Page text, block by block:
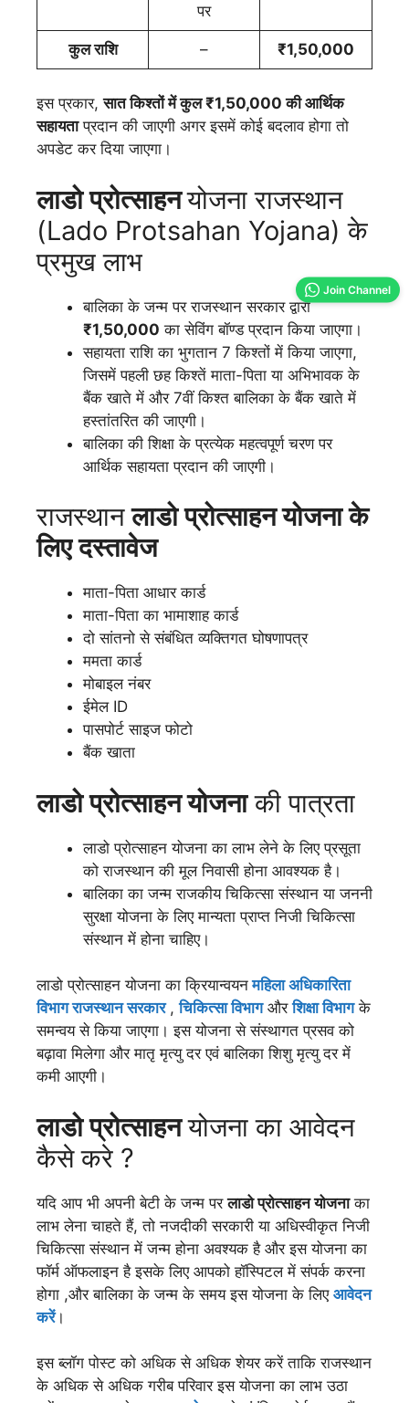
पर
कुल राशि – ₹1,50,000
इस प्रकार,सात किश्तों में कुल ₹1,50,000 की आर्थिक
सहायताप्रदान की जाएगी अगर इसमें कोई बदलाव होगा तो
अपडेट कर दिया जाएगा।
लाडो प्रोत्साहनयोजना राजस्थान
(Lado Protsahan Yojana) के
प्रमुख लाभ
बालिका के जन्म पर राजस्थान सरकार द्वारा
₹1,50,000 का सेविंग बॉण्ड प्रदान किया जाएगा।
सहायता राशि का भुगतान 7 किश्तों में किया जाएगा,
जिसमें पहली छह किश्तें माता-पिता या अभिभावक के
बैंक खाते में और 7वीं किश्त बालिका के बैंक खाते में
हस्तांतरित की जाएगी।
बालिका की शिक्षा के प्रत्येक महत्वपूर्ण चरण पर
आर्थिक सहायता प्रदान की जाएगी।
राजस्थानलाडो प्रोत्साहनयोजना के
लिए दस्तावेज
माता-पिता आधार कार्ड
माता-पिता का भामाशाह कार्ड
दो सांतनो से संबंधित व्यक्तिगत घोषणापत्र
ममता कार्ड
मोबाइल नंबर
ईमेल ID
पासपोर्ट साइज फोटो
बैंक खाता
लाडो प्रोत्साहन योजनाकी पात्रता
लाडो प्रोत्साहन योजना का लाभ लेने के लिए प्रसूता
को राजस्थान की मूल निवासी होना आवश्यक है।
बालिका का जन्म राजकीय चिकित्सा संस्थान या जननी
सुरक्षा योजना के लिए मान्यता प्राप्त निजी चिकित्सा
संस्थान में होना चाहिए।
लाडो प्रोत्साहन योजना का क्रियान्वयन महिला अधिकारिता
विभाग राजस्थान सरकार,चिकित्सा विभागऔरशिक्षा विभागके
समन्वय से किया जाएगा। इस योजना से संस्थागत प्रसव को
बढ़ावा मिलेगा और मातृ मृत्यु दर एवं बालिका शिशु मृत्यु दर में
कमी आएगी।
लाडो प्रोत्साहनयोजना का आवेदन
कैसे करे ?
यदि आप भी अपनी बेटी के जन्म परलाडो प्रोत्साहन योजनाका
लाभ लेना चाहते हैं, तो नजदीकी सरकारी या अधिस्वीकृत निजी
चिकित्सा संस्थान में जन्म होना अवश्यक है और इस योजना का
फॉर्म ऑफलाइन है इसके लिए आपको हॉस्पिटल में संपर्क करना
होगा ,और बालिका के जन्म के समय इस योजना के लिए आवेदन
करें।
इस ब्लॉग पोस्ट को अधिक से अधिक शेयर करें ताकि राजस्थान
के अधिक से अधिक गरीब परिवार इस योजना का लाभ उठा
Join Channel